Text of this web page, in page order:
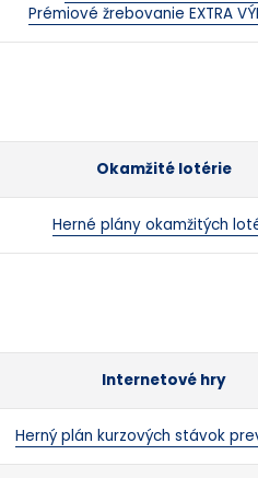
Prémiové žrebovanie EXTRA
Okamžité lotérie
Herné plány okamžitých
Internetové hry
Herný plán kurzových stávok